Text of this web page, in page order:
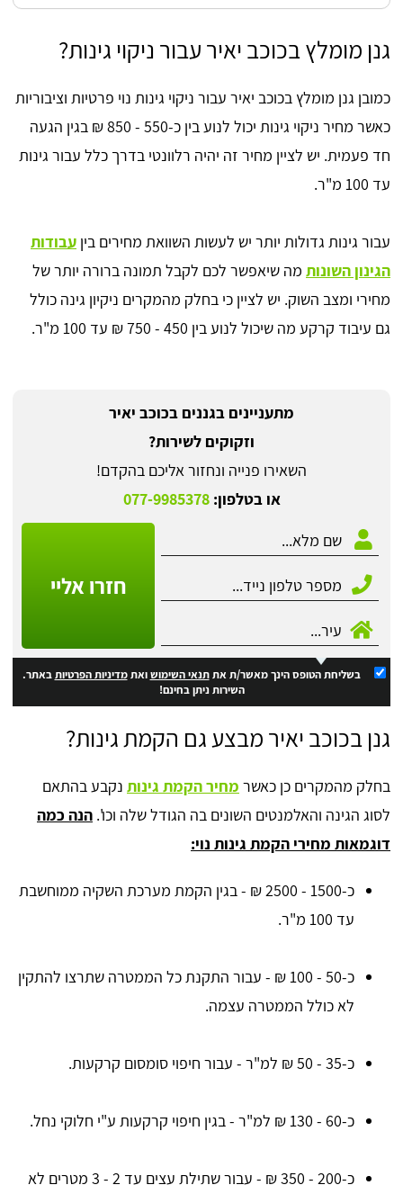
גנן מומלץ בכוכב יאיר עבור ניקוי גינות?
כמובן גנן מומלץ בכוכב יאיר עבור ניקוי גינות נוי פרטיות וציבוריות
כאשר מחיר ניקוי גינות יכול לנוע בין כ-550 - 850 ₪ בגין הגעה
חד פעמית. יש לציין מחיר זה יהיה רלוונטי בדרך כלל עבור גינות
עד 100 מ"ר.
עבור גינות גדולות יותר יש לעשות השוואת מחירים בין עבודות
הגינון השונות מה שיאפשר לכם לקבל תמונה ברורה יותר של
מחירי ומצב השוק. יש לציין כי בחלק מהמקרים ניקיון גינה כולל
גם עיבוד קרקע מה שיכול לנוע בין 450 - 750 ₪ עד 100 מ"ר.
מתעניינים בגננים בכוכב יאיר
וזקוקים לשירות?
השאירו פנייה ונחזור אליכם בהקדם!
או בטלפון:077-9985378
חזרו אליי
בשליחת הטופס הינך מאשר/ת אתתנאי השימושואתמדיניות הפרטיותבאתר.
השירות ניתן בחינם!
גנן בכוכב יאיר מבצע גם הקמת גינות?
בחלק מהמקרים כן כאשר מחיר הקמת גינות נקבע בהתאם
לסוג הגינה והאלמנטים השונים בה הגודל שלה וכו'. הנה כמה
דוגמאות מחירי הקמת גינות נוי:
כ-1500 - 2500 ₪ - בגין הקמת מערכת השקיה ממוחשבת
עד 100 מ"ר.
כ-50 - 100 ₪ - עבור התקנת כל הממטרה שתרצו להתקין
לא כולל הממטרה עצמה.
כ-35 - 50 ₪ למ"ר - עבור חיפוי סומסום קרקעות.
כ-60 - 130 ₪ למ"ר - בגין חיפוי קרקעות ע"י חלוקי נחל.
כ-200 - 350 ₪ - עבור שתילת עצים עד 2 - 3 מטרים לא